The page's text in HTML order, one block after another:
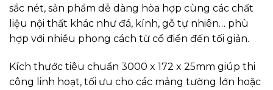
sắc nét, sản phẩm dễ dàng hòa hợp cùng các chất
liệu nội thất khác như đá, kính, gỗ tự nhiên… phù
hợp với nhiều phong cách từ cổ điển đến tối giản.
Kích thước tiêu chuẩn 3000 x 172 x 25mm giúp thi
công linh hoạt, tối ưu cho các mảng tường lớn hoặc